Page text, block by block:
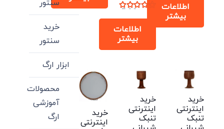
اطلاعات
بیشتر
5.00
اطلاعات
بیشتر
خرید
اینترنتی
تنبک
خرید
اینترنتی
تنبک
خرید
اینترنتی
سنتور
خرید
سنتور
ابزار ارگ
محصولات
آموزشی
ارگ